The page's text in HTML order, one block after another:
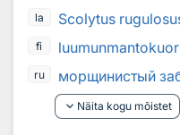
la Scolytus
fi
ru
морщинистый
keyboard_arrow_down Näita kogu mõistet